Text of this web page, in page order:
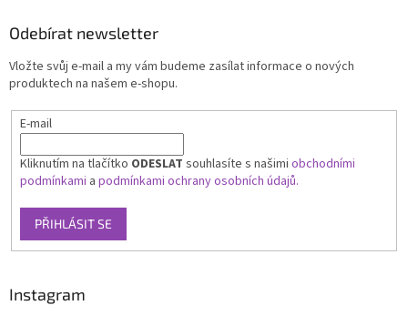
Odebírat newsletter
Vložte svůj e-mail a my vám budeme zasílat informace o nových
produktech na našem e-shopu.
E-mail
Kliknutím na tlačítko ODESLAT souhlasíte s našimi obchodními
podmínkami a podmínkami ochrany osobních údajů.
PŘIHLÁSIT SE
Instagram